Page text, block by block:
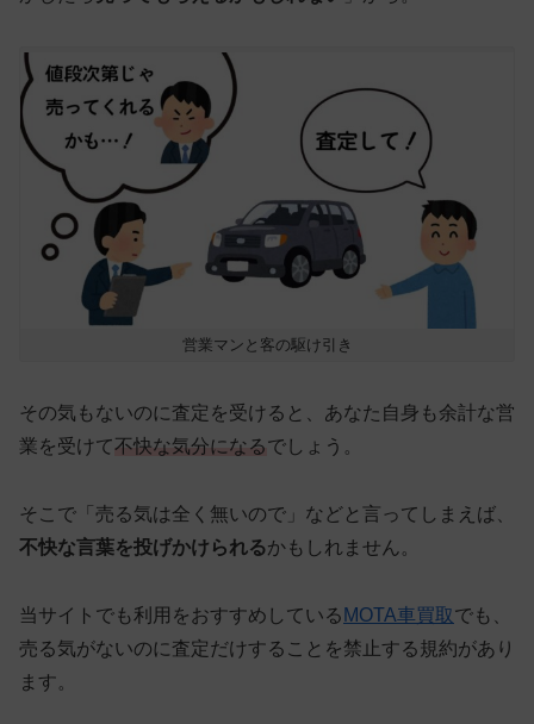
営業マンと客の駆け引き
その気もないのに査定を受けると、あなた自身も余計な営
業を受けて不快な気分になるでしょう。
そこで「売る気は全く無いので」などと言ってしまえば、
不快な言葉を投げかけられるかもしれません。
当サイトでも利用をおすすめしている MOTA車買取でも、
売る気がないのに査定だけすることを禁止する規約があり
ます。